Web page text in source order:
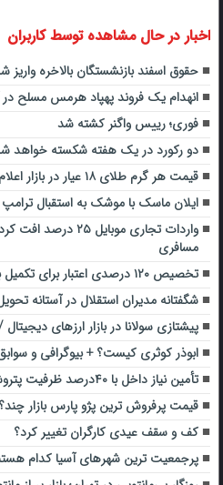
اخبار در حال مشاهده توسط کاربران
حقوق اسفند بازنشستگان بالاخره واریز
انهدام یک فروند پهپاد هرمس مسلح در
فوری؛ رییس واگنر کشته شد
دو رکورد در یک هفته شکسته خواهد
قیمت هر گرم طلای ۱۸ عیار در بازار اعلام شد + جدول ۹ آبان
ایلان ماسک با موشک به استقبال
واردات تجاری موبایل
مسافری
تخصیص ۱۲۰ درصدی اعتبار برای تکمیل باند دوم راه‌های اردبیل
شگفتانه مدیران استقلال در آستانه
پیشتازی سولانا در بازار ارزهای
ابوذر کوثری کیست؟ + بیوگرافی و سوابق
تأمین نیاز داخل با ۴۰درصد ظرفیت پتروشیمی
قیمت پرفروش ترین پژو پارس بازار چند؟
کف و سقف عیدی کارگران تغییر کرد؟
پرجمعیت ترین شهرهای آسیا کدام